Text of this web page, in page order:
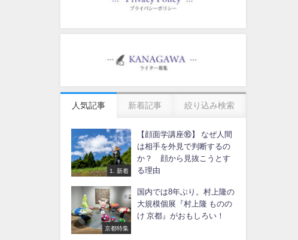
人気記事 新着記事 絞り込み検索
1. 新着
【顔面学講座⑯】 なぜ人間
は相手を外見で判断するの
か？ 顔から見抜こうとす
る理由
京都特集
国内では8年ぶり。村上隆の
大規模個展『村上隆 ものの
け 京都』がおもしろい！